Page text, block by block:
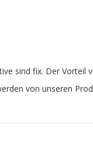
sind fix. Der
von unseren